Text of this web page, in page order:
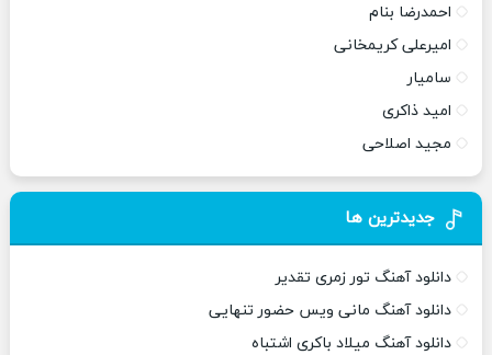
احمدرضا بنام
امیرعلی کریمخانی
سامیار
امید ذاکری
مجید اصلاحی
جدیدترین ها
دانلود آهنگ تور زمری تقدیر
دانلود آهنگ مانی ویس حضور تنهایی
دانلود آهنگ میلاد باکری اشتباه